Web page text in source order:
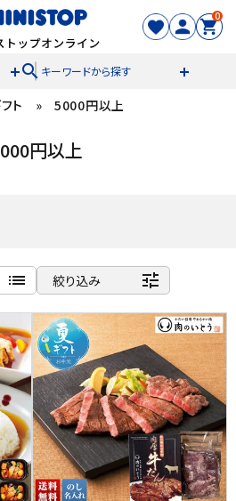
0
search キーワードから探す
ト » 5000円以上
円以上
list 絞り込み tune